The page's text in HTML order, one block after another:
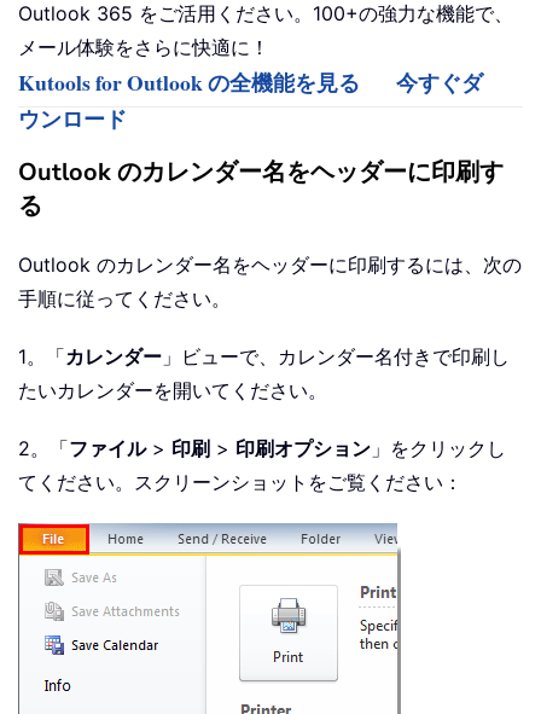
Outlook 365 をご活用ください。100+の強力な機能で、
メール体験をさらに快適に！
Kutools for Outlook の全機能を見る
今すぐダ
ウンロード
Outlook のカレンダー名をヘッダーに印刷す
る
Outlook のカレンダー名をヘッダーに印刷するには、次の
手順に従ってください。
1。「カレンダー 」ビューで、カレンダー名付きで印刷し
たいカレンダーを開いてください。
2。「ファイル> 印刷 > 印刷オプション 」をクリックし
てください。スクリーンショットをご覧ください：